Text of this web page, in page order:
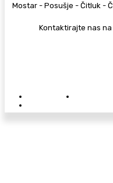
Mostar - Posušje - Čitluk -
Kontaktirajte nas na